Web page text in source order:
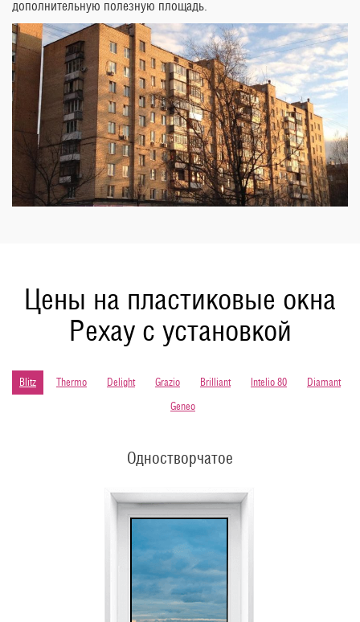
дополнительную полезную площадь.
Цены на пластиковые окна
Рехау с установкой
Blitz Thermo Delight Grazio Brilliant Intelio 80
Diamant
Geneo
Одностворчатое